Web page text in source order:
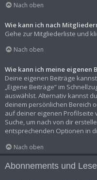
Nach oben
Wie kann ich nach
Gehe zur Mitgliederliste und
Nach oben
Wie kann ich meine eigenen
Deine eigenen Beiträge
„Eigene Beiträge“ im
auswählst. Alternativ kannst
deinem persönlichen Bereich
auf deiner eigenen Profilseite
Suche, um nach von dir
entsprechenden Optionen in
Nach oben
Abonnements und